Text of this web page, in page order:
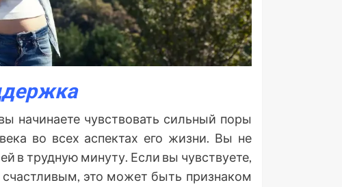
начинаете чувствовать сильный поры
во всех аспектах его жизни. Вы не
в трудную минуту. Если вы чувствуете,
счастливым, это может быть признаком